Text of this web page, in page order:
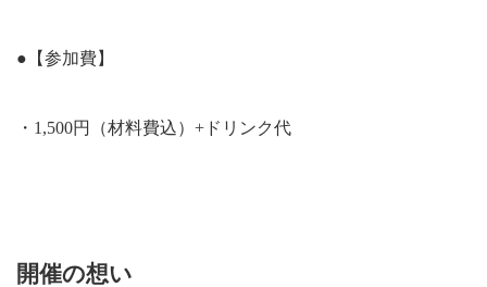
●【参加費】
・1,500円（材料費込）+ドリンク代
開催の想い